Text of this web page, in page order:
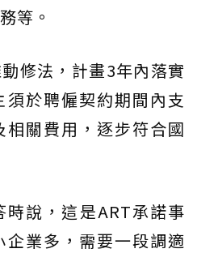
等。
修法，計畫3年內落實
於聘僱契約期間內支
關費用，逐步符合國
說，這是ART承諾事
業多，需要一段調適